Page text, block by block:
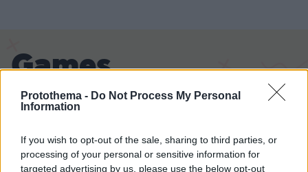
Protothema - Do Not Process My Personal
Information
If you wish to opt-out of the sale, sharing to third parties, or
processing of your personal or sensitive information for
targeted advertising by us, please use the below opt-out
Games